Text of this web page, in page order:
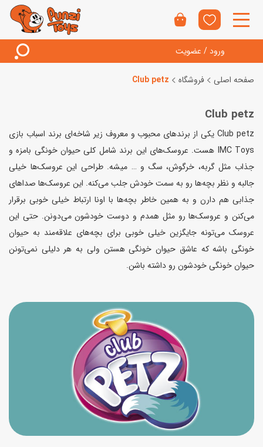
ورود / عضویت
صفحه اصلی فروشگاه Club petz
Club petz
Club petz یکی از برندهای محبوب و معروف زیر شاخه‌ای برند اسباب بازی
IMC Toys هست. عروسک‌های این برند شامل کلی حیوان خونگی‌ بامزه و
جذاب مثل گربه، خرگوش، سگ و … میشه. طراحی این عروسک‌ها خیلی
جالبه و نظر بچه‌ها رو به سمت خودش جلب می‌کنه. این عروسک‌ها صداهای
جذابی هم دارن و به همین خاطر بچه‌ها با اونا ارتباط خیلی خوبی برقرار
می‌کنن و عروسک‌ها رو مثل همدم و دوست خودشون می‌دونن. حتی این
عروسک می‌تونه جایگزین خیلی خوبی برای بچه‌های علاقه‌مند به حیوان
خونگی باشه که عاشق حیوان خونگی هستن ولی به هر دلیلی نمی‌تونن
حیوان خونگی خودشون رو داشته باشن.